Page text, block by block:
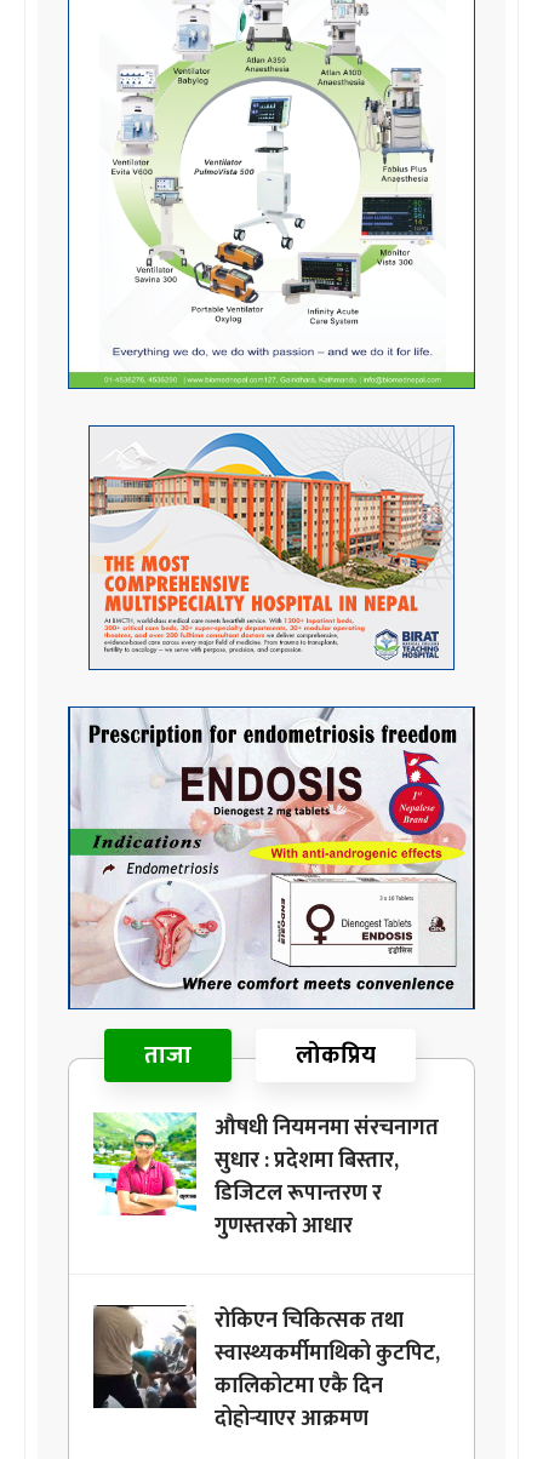
ताजा लोकप्रिय
औषधी नियमनमा संरचनागत
सुधार : प्रदेशमा बिस्तार,
डिजिटल रूपान्तरण र
गुणस्तरको आधार
रोकिएन चिकित्सक तथा
स्वास्थ्यकर्मीमाथिको कुटपिट,
कालिकोटमा एकै दिन
दोहोर्‍याएर आक्रमण